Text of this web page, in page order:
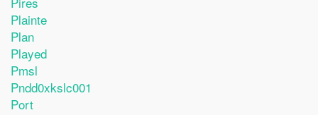
Plainte
Plan
Played
Pmsl
Pndd0xkslc001
Port